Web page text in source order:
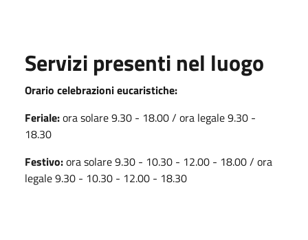
Servizi presenti nel luogo
Orario celebrazioni eucaristiche:
Feriale:ora solare 9.30 - 18.00 / ora legale 9.30 -
18.30
Festivo:ora solare 9.30 - 10.30 - 12.00 - 18.00 / ora
legale 9.30 - 10.30 - 12.00 - 18.30